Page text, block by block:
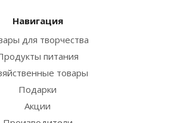
Навигация
для творчества
питания
товары
Подарки
Акции